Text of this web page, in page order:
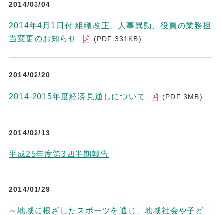
2014/03/04
2014年4月1日付 組織改正、人事異動、役員の業務担
当変更のお知らせ
(PDF 331KB)
2014/02/20
2014-2015年度経済見通しについて (PDF 3MB)
2014/02/13
平成25年度第3四半期報告
2014/01/29
～地域に根ざしたスポーツを通じ、地域社会や子ど